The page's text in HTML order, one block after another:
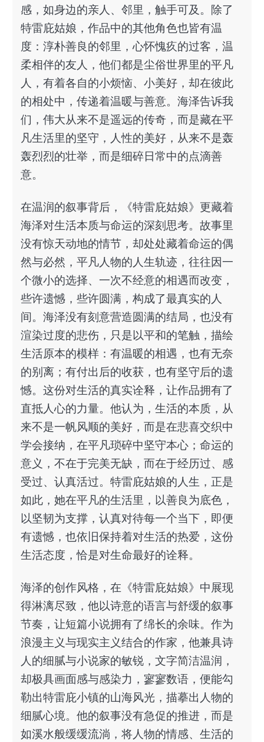
感，如身边的亲人、邻里，触手可及。除了
特雷庇姑娘，作品中的其他角色也皆有温
度：淳朴善良的邻里，心怀愧疚的过客，温
柔相伴的友人，他们都是尘俗世界里的平凡
人，有着各自的小烦恼、小美好，却在彼此
的相处中，传递着温暖与善意。海泽告诉我
们，伟大从来不是遥远的传奇，而是藏在平
凡生活里的坚守，人性的美好，从来不是轰
轰烈烈的壮举，而是细碎日常中的点滴善
意。
在温润的叙事背后，《特雷庇姑娘》更藏着
海泽对生活本质与命运的深刻思考。故事里
没有惊天动地的情节，却处处藏着命运的偶
然与必然，平凡人物的人生轨迹，往往因一
个微小的选择、一次不经意的相遇而改变，
些许遗憾，些许圆满，构成了最真实的人
间。海泽没有刻意营造圆满的结局，也没有
渲染过度的悲伤，只是以平和的笔触，描绘
生活原本的模样：有温暖的相遇，也有无奈
的别离；有付出后的收获，也有坚守后的遗
憾。这份对生活的真实诠释，让作品拥有了
直抵人心的力量。他认为，生活的本质，从
来不是一帆风顺的美好，而是在悲喜交织中
学会接纳，在平凡琐碎中坚守本心；命运的
意义，不在于完美无缺，而在于经历过、感
受过、认真活过。特雷庇姑娘的人生，正是
如此，她在平凡的生活里，以善良为底色，
以坚韧为支撑，认真对待每一个当下，即便
有遗憾，也依旧保持着对生活的热爱，这份
生活态度，恰是对生命最好的诠释。
海泽的创作风格，在《特雷庇姑娘》中展现
得淋漓尽致，他以诗意的语言与舒缓的叙事
节奏，让短篇小说拥有了绵长的余味。作为
浪漫主义与现实主义结合的作家，他兼具诗
人的细腻与小说家的敏锐，文字简洁温润，
却极具画面感与感染力，寥寥数语，便能勾
勒出特雷庇小镇的山海风光，描摹出人物的
细腻心境。他的叙事没有急促的推进，而是
如溪水般缓缓流淌，将人物的情感、生活的